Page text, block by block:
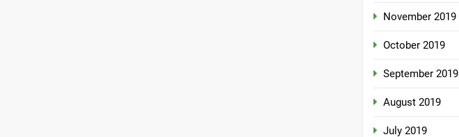
November 2019
October 2019
September 2019
August 2019
July 2019